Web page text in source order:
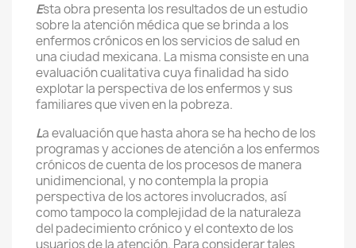
Esta obra presenta los resultados de un estudio
sobre la atención médica que se brinda a los
enfermos crónicos en los servicios de salud en
una ciudad mexicana. La misma consiste en una
evaluación cualitativa cuya finalidad ha sido
explotar la perspectiva de los enfermos y sus
familiares que viven en la pobreza.
La evaluación que hasta ahora se ha hecho de los
programas y acciones de atención a los enfermos
crónicos de cuenta de los procesos de manera
unidimencional, y no contempla la propia
perspectiva de los actores involucrados, así
como tampoco la complejidad de la naturaleza
del padecimiento crónico y el contexto de los
usuarios de la atención. Para considerar tales